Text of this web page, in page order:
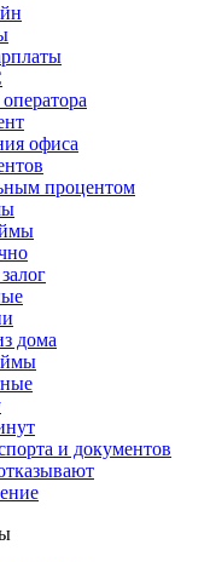
офиса
процентом
дома
и документов